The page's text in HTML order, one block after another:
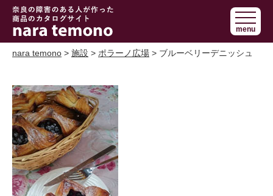
奈良で障害の
ある人の手作
り商品 nara
menu
nara temono > 施設 > ポラーノ広場 > ブルーベリーデニッシュ